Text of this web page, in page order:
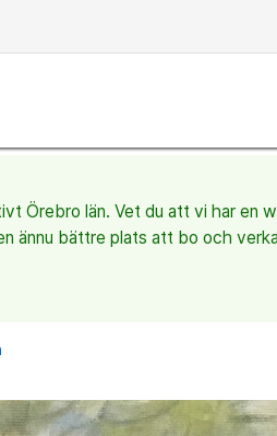
Örebro län. Vet du att vi har en
ännu bättre plats att bo och